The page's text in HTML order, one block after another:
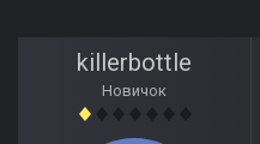
killerbottle
Новичок